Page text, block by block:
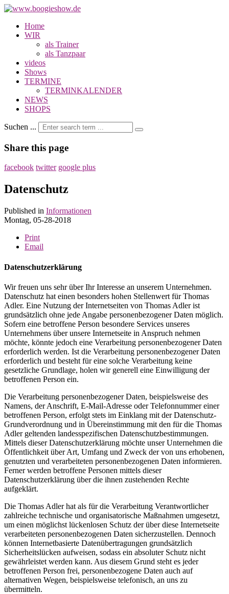
Home
WIR
als Trainer
als Tanzpaar
videos
Shows
TERMINE
TERMINKALENDER
NEWS
SHOPS
Suchen ...
Share this page
facebook twitter google plus
Datenschutz
Published in Informationen
Montag, 05-28-2018
Print
Email
Datenschutzerklärung
Wir freuen uns sehr über Ihr Interesse an unserem Unternehmen.
Datenschutz hat einen besonders hohen Stellenwert für Thomas
Adler. Eine Nutzung der Internetseiten von Thomas Adler ist
grundsätzlich ohne jede Angabe personenbezogener Daten möglich.
Sofern eine betroffene Person besondere Services unseres
Unternehmens über unsere Internetseite in Anspruch nehmen
möchte, könnte jedoch eine Verarbeitung personenbezogener Daten
erforderlich werden. Ist die Verarbeitung personenbezogener Daten
erforderlich und besteht für eine solche Verarbeitung keine
gesetzliche Grundlage, holen wir generell eine Einwilligung der
betroffenen Person ein.
Die Verarbeitung personenbezogener Daten, beispielsweise des
Namens, der Anschrift, E-Mail-Adresse oder Telefonnummer einer
betroffenen Person, erfolgt stets im Einklang mit der Datenschutz-
Grundverordnung und in Übereinstimmung mit den für die Thomas
Adler geltenden landesspezifischen Datenschutzbestimmungen.
Mittels dieser Datenschutzerklärung möchte unser Unternehmen die
Öffentlichkeit über Art, Umfang und Zweck der von uns erhobenen,
genutzten und verarbeiteten personenbezogenen Daten informieren.
Ferner werden betroffene Personen mittels dieser
Datenschutzerklärung über die ihnen zustehenden Rechte
aufgeklärt.
Die Thomas Adler hat als für die Verarbeitung Verantwortlicher
zahlreiche technische und organisatorische Maßnahmen umgesetzt,
um einen möglichst lückenlosen Schutz der über diese Internetseite
verarbeiteten personenbezogenen Daten sicherzustellen. Dennoch
können Internetbasierte Datenübertragungen grundsätzlich
Sicherheitslücken aufweisen, sodass ein absoluter Schutz nicht
gewährleistet werden kann. Aus diesem Grund steht es jeder
betroffenen Person frei, personenbezogene Daten auch auf
alternativen Wegen, beispielsweise telefonisch, an uns zu
übermitteln.